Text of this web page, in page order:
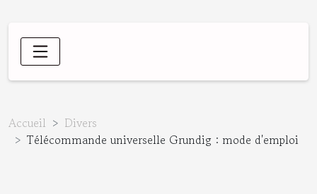
Accueil
Divers
Télécommande universelle Grundig : mode d'emploi